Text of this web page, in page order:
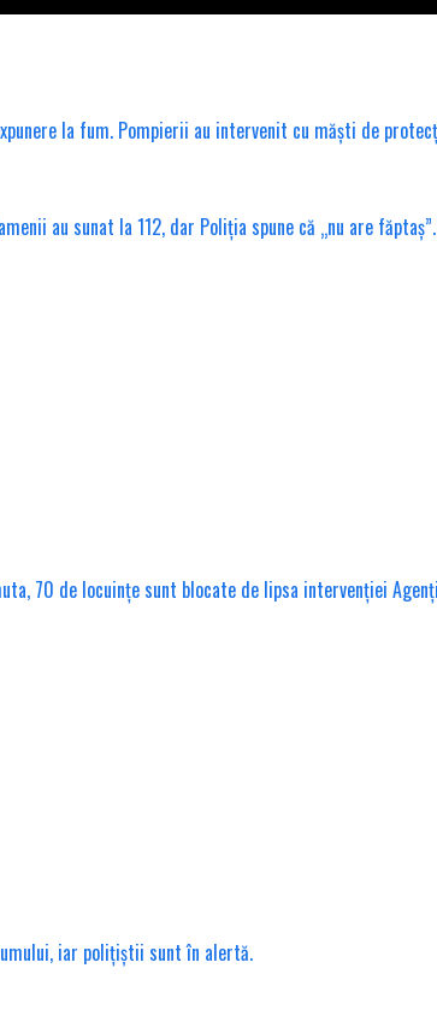
la fum. Pompierii au intervenit cu măști de
au sunat la 112, dar Poliția spune că „nu are făptaș”.
70 de locuințe sunt blocate de lipsa intervenției
iar polițiștii sunt în alertă.